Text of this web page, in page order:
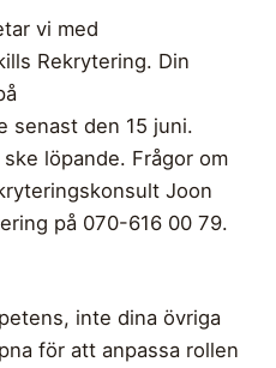
vi med
Rekrytering. Din
senast den 15 juni.
löpande. Frågor om
Joon
på 070-616 00 79.
inte dina övriga
för att anpassa rollen